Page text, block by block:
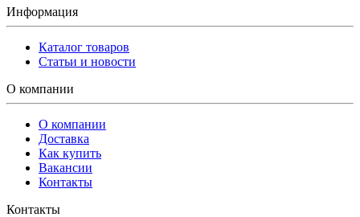
Информация
Каталог товаров
Статьи и новости
О компании
О компании
Доставка
Как купить
Вакансии
Контакты
Контакты